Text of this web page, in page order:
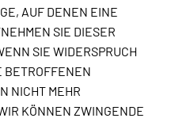
AUF DENEN EINE
SIE DIESER
SIE WIDERSPRUCH
BETROFFENEN
NICHT MEHR
KÖNNEN ZWINGENDE